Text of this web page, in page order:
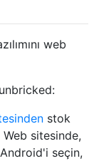
web
stok
Web sitesinde,
Android'i seçin,